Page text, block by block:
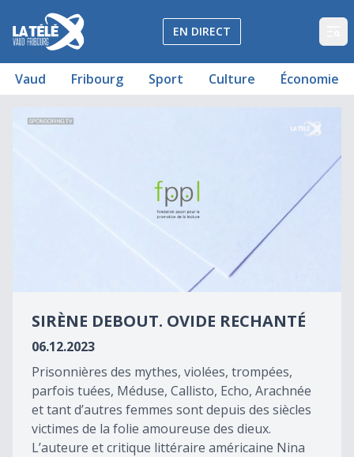
La Télé - Télévision régionale Vaud et Fribourg
EN DIRECT
Vaud Fribourg Sport Culture Économie
Sirène debout. Ovide rechanté
Sirène debout. Ovide rechanté
seconds
seconds
SIRÈNE DEBOUT. OVIDE RECHANTÉ
06.12.2023
Prisonnières des mythes, violées, trompées,
parfois tuées, Méduse, Callisto, Echo, Arachnée
et tant d’autres femmes sont depuis des siècles
victimes de la folie amoureuse des dieux.
L’auteure et critique littéraire américaine Nina